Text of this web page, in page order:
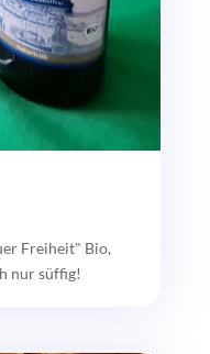
Freiheit" Bio,
nur süffig!